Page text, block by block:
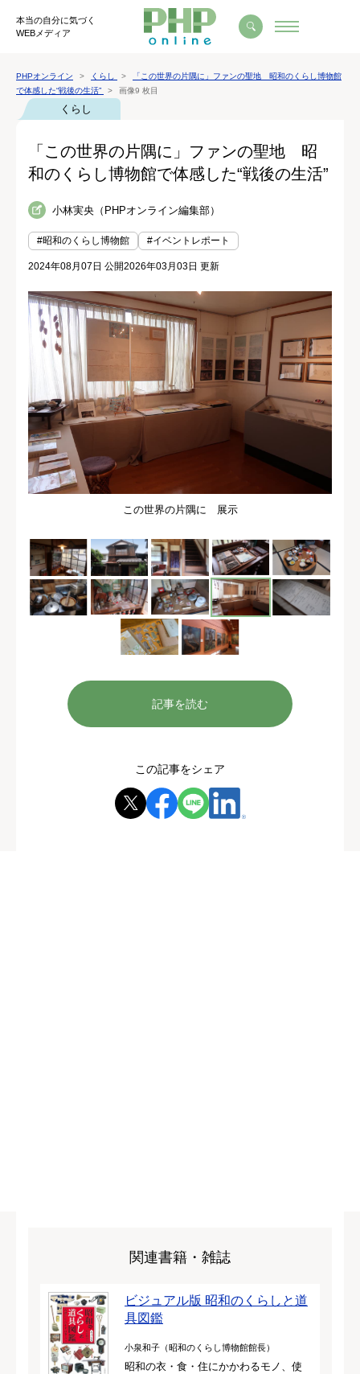
本当の自分に気づく
WEBメディア
PHPオンライン くらし
「この世界の片隅に」ファンの聖地 昭和のくらし博物館
で体感した“戦後の生活”
画像9 枚目
くらし
「この世界の片隅に」ファンの聖地 昭
和のくらし博物館で体感した“戦後の生活”
小林実央（PHPオンライン編集部）
#昭和のくらし博物館 #イベントレポート
2024年08月07日 公開2026年03月03日 更新
この世界の片隅に 展示
記事を読む
この記事をシェア
関連書籍・雑誌
ビジュアル版 昭和のくらしと道
具図鑑
小泉和子（昭和のくらし博物館館長）
昭和の衣・食・住にかかわるモノ、使